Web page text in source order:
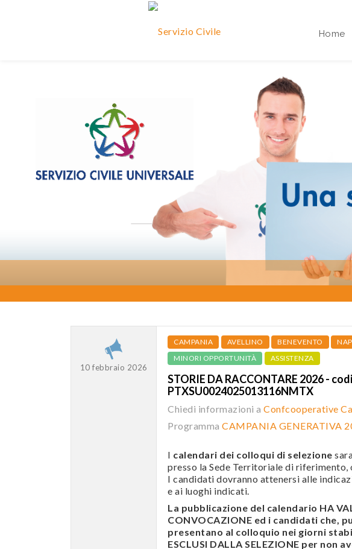
Home
10 febbraio 2026
CAMPANIA AVELLINO BENEVENTO
MINORI OPPORTUNITÀ
ASSISTENZA
STORIE DA RACCONTARE 2026 -
PTXSU0024025013116NMTX
Chiedi informazioni a Confcooperative
Programma CAMPANIA GENERATIVA
I calendari dei colloqui di selezione
presso la Sede Territoriale di riferimento,
I candidati dovranno attenersi alle
e ai luoghi indicati.
La pubblicazione del calendario HA
CONVOCAZIONE ed i candidati che,
presentano al colloquio nei giorni
ESCLUSI DALLA SELEZIONE per